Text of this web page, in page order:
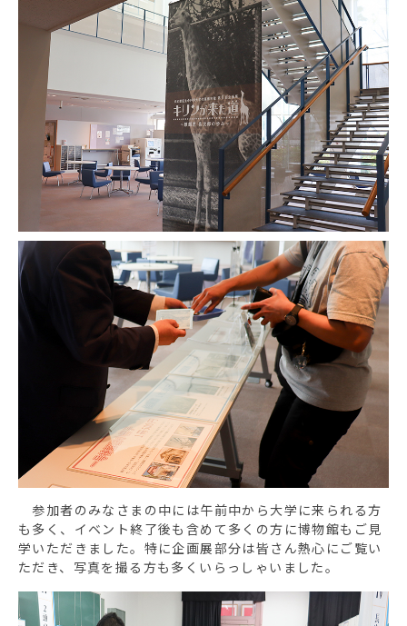
参加者のみなさまの中には午前中から大学に来られる方
も多く、イベント終了後も含めて多くの方に博物館もご見
学いただきました。特に企画展部分は皆さん熱心にご覧い
ただき、写真を撮る方も多くいらっしゃいました。